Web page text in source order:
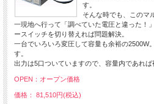
す。
そんな時でも、このマ
一現地へ行って「調べていた電圧と違った！
ースイッチを切り替えれば問題解決。
一台でいろいろ変圧して容量も余裕の2500W
す。
出力は5口ついていますので、容量内であれば
OPEN：オープン価格
価格： 81,510円(税込)